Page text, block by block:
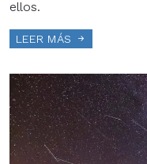
ellos.
LEER MÁS